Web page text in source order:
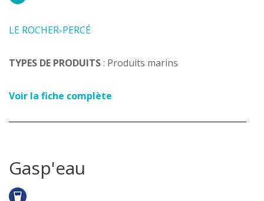
LE ROCHER-PERCÉ
TYPES DE PRODUITS: Produits marins
Voir la fiche complète
Gasp'eau